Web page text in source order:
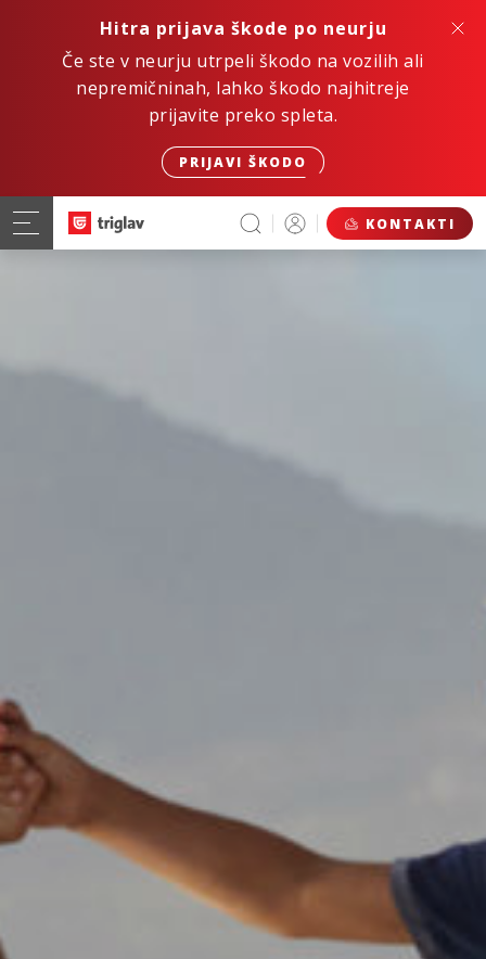
Hitra prijava škode po neurju
Če ste v neurju utrpeli škodo na vozilih ali
nepremičninah, lahko škodo najhitreje
prijavite preko spleta.
PRIJAVI ŠKODO
KONTAKTI